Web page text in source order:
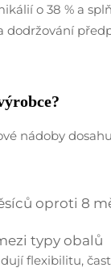
o 38 % a
dodržování
nádoby
oproti 8
typy obalů
flexibilitu,